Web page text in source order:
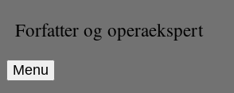
Forfatter og operaekspert
Menu